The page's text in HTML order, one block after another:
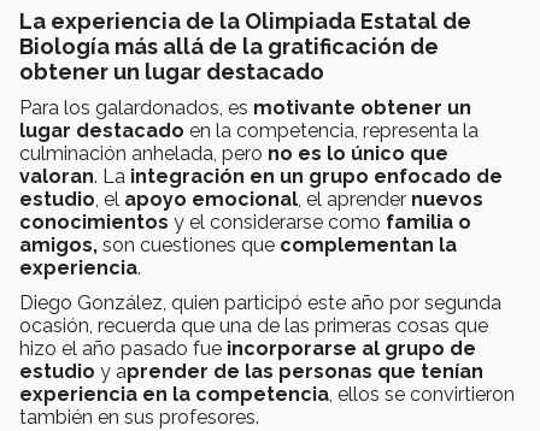
La experiencia de la Olimpiada Estatal de
Biología más allá de la gratificación de
obtener un lugar destacado
Para los galardonados, es motivante obtener un
lugar destacado en la competencia, representa la
culminación anhelada, pero no es lo único que
valoran. La integración en un grupo enfocado de
estudio, el apoyo emocional, el aprender nuevos
conocimientos y el considerarse como familia o
amigos, son cuestiones que complementan la
experiencia.
Diego González, quien participó este año por segunda
ocasión, recuerda que una de las primeras cosas que
hizo el año pasado fue incorporarse al grupo de
estudio y aprender de las personas que tenían
experiencia en la competencia, ellos se convirtieron
también en sus profesores.